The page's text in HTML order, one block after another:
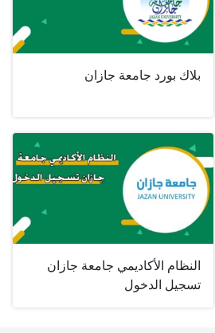
بلاك بورد جامعة جازان
النظام الأكاديمي جامعة جازان
تسجيل الدخول